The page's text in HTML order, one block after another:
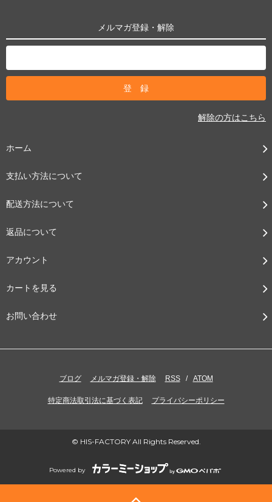
メルマガ登録・解除
解除の方はこちら
ホーム
支払い方法について
配送方法について
返品について
アカウント
カートを見る
お問い合わせ
ブログ メルマガ登録・解除 RSS / ATOM
特定商法取引法に基づく表記 プライバシーポリシー
© HIS-FACTORY All Rights Reserved.
Powered by